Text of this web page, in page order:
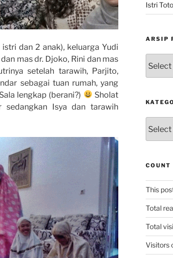
dan 2 anak), keluarga Yudi
mas dr. Djoko, Rini dan mas
setelah tarawih, Parjito,
sebagai tuan rumah, yang
lengkap (berani?)
Sholat
sedangkan Isya dan tarawih
Istri
ARSIP
Artikel
COUNT
This
Total
Total
Visitors